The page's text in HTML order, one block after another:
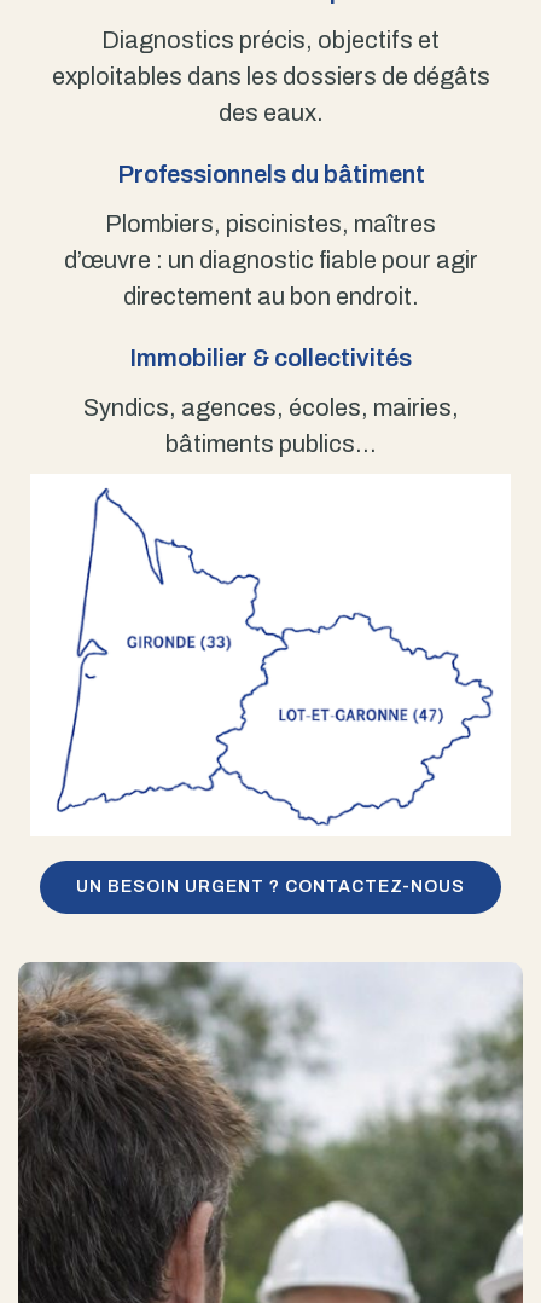
Diagnostics précis, objectifs et
exploitables dans les dossiers de dégâts
des eaux.
Professionnels du bâtiment
Plombiers, piscinistes, maîtres
d’œuvre : un diagnostic fiable pour agir
directement au bon endroit.
Immobilier & collectivités
Syndics, agences, écoles, mairies,
bâtiments publics…
UN BESOIN URGENT ? CONTACTEZ-NOUS